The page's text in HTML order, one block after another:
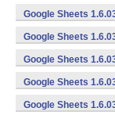
Google Sheets
Google Sheets
Google Sheets
Google Sheets
Google Sheets